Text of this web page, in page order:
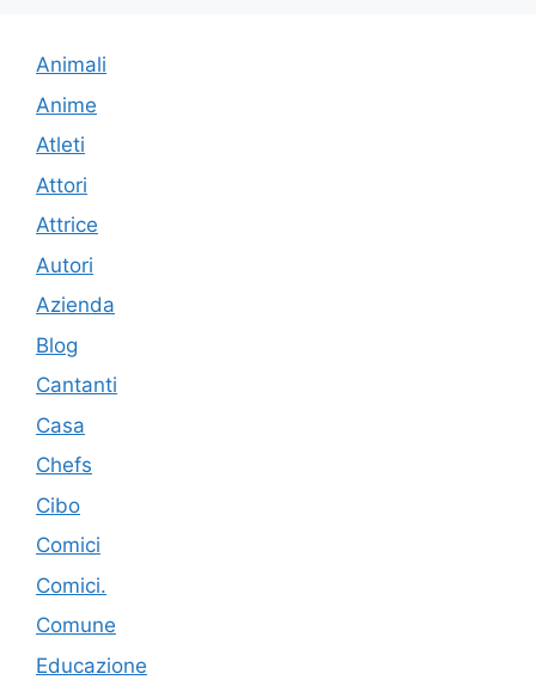
Animali
Anime
Atleti
Attori
Attrice
Autori
Azienda
Blog
Cantanti
Casa
Chefs
Cibo
Comici
Comici.
Comune
Educazione